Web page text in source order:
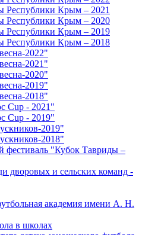
Республики Крым – 2021
Республики Крым – 2020
Республики Крым – 2019
Республики Крым – 2018
2022"
2021"
2020"
2019"
2018"
Cup - 2021"
Cup - 2019"
2019"
2018"
фестиваль "Кубок Тавриды –
дворовых и сельских команд -
академия имени А. Н.
в школах